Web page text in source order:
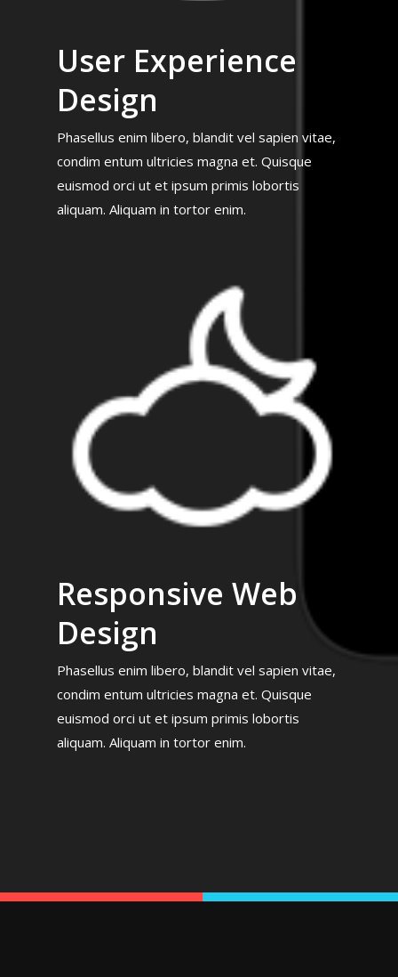
User Experience
Design
Phasellus enim libero, blandit vel sapien vitae,
condim entum ultricies magna et. Quisque
euismod orci ut et ipsum primis lobortis
aliquam. Aliquam in tortor enim.
Responsive Web
Design
Phasellus enim libero, blandit vel sapien vitae,
condim entum ultricies magna et. Quisque
euismod orci ut et ipsum primis lobortis
aliquam. Aliquam in tortor enim.